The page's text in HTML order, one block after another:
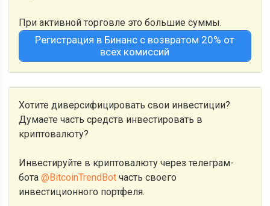
При активной торговле это большие суммы.
Регистрация в Бинанс с возвратом 20% от
всех комиссий
Хотите диверсифицировать свои инвестиции?
Думаете часть средств инвестировать в
криптовалюту?
Инвестируйте в криптовалюту через телеграм-
бота@BitcoinTrendBot часть своего
инвестиционного портфеля.